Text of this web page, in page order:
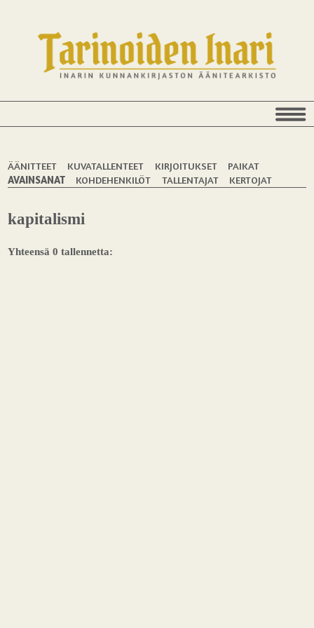
ÄÄNITTEET KUVATALLENTEET KIRJOITUKSET
PAIKAT
AVAINSANAT
KOHDEHENKILÖT TALLENTAJAT KERTOJAT
kapitalismi
Yhteensä 0 tallennetta: